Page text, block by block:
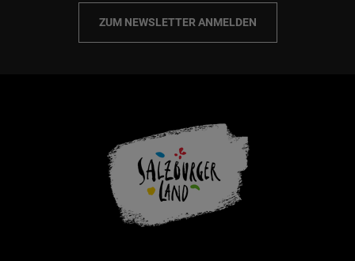
ZUM NEWSLETTER ANMELDEN